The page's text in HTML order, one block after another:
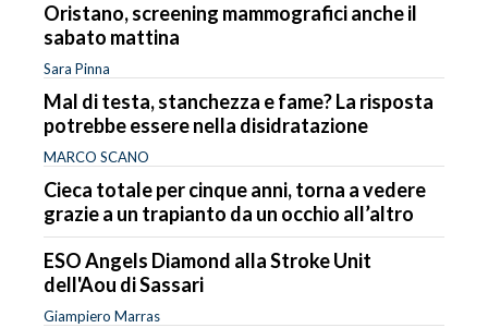
Oristano, screening mammografici anche il
sabato mattina
Sara Pinna
Mal di testa, stanchezza e fame? La risposta
potrebbe essere nella disidratazione
MARCO SCANO
Cieca totale per cinque anni, torna a vedere
grazie a un trapianto da un occhio all’altro
ESO Angels Diamond alla Stroke Unit
dell'Aou di Sassari
Giampiero Marras